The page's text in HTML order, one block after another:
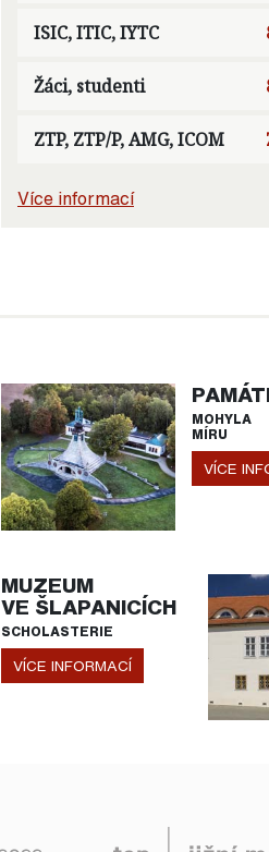
ISIC, ITIC, IYTC
Žáci, studenti
ZTP, ZTP/P, AMG, ICOM
Více informací
MOHYLA
MÍRU
VÍCE
MUZEUM
VE ŠLAPANICÍCH
SCHOLASTERIE
VÍCE INFORMACÍ